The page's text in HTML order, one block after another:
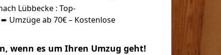
Lübbecke : Top-
Umzüge ab 70€ – Kostenlose
wenn es um Ihren Umzug geht!